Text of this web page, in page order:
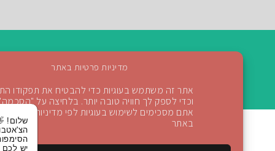
מדיניות פרטיות באתר
אתר זה משתמש בעוגיות כדי להבטיח את תפקודו התקין
וכדי לספק לך חוויה טובה יותר. בלחיצה על "הסכמה"
אתם מסכימים לשימוש בעוגיות לפי מדיניות הפרטיות
חזרה למעלה
שלום! 👋 אני
הצ'אטבוט של
הסימפונית
יש לכם שאלות?